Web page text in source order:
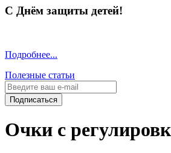
С Днём защиты детей!
Подробнее...
Полезные статьи
Подписаться
Очки с